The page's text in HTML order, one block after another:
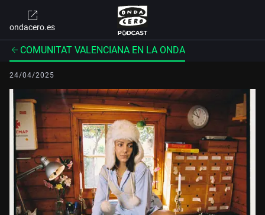
ondacero.es
COMUNITAT VALENCIANA EN LA ONDA
24/04/2025